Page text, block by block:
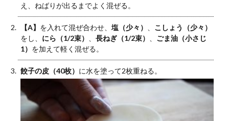
え、ねばりが出るまでよく混ぜる。
【A】 を入れて混ぜ合わせ、 塩（少々） 、 こしょう（少々）
をし、 にら（1/2束） 、 長ねぎ（1/2束） 、 ごま油（小さじ
1） を加えて軽く混ぜる。
餃子の皮（40枚） に水を塗って2枚重ねる。